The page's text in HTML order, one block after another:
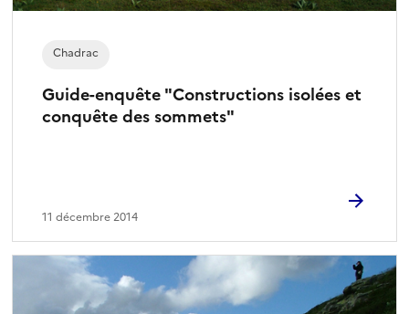
Guide-enquête "Constructions isolées et
conquête des sommets"
Chadrac
11 décembre 2014